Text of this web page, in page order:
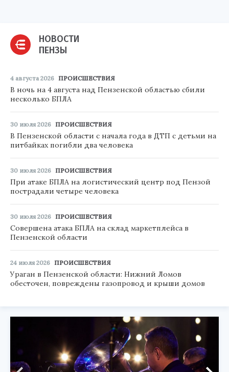
НОВОСТИ
ПЕНЗЫ
4 августа 2026 ПРОИСШЕСТВИЯ
В ночь на 4 августа над Пензенской областью сбили
несколько БПЛА
30 июля 2026 ПРОИСШЕСТВИЯ
В Пензенской области с начала года в ДТП с детьми на
питбайках погибли два человека
30 июля 2026 ПРОИСШЕСТВИЯ
При атаке БПЛА на логистический центр под Пензой
пострадали четыре человека
30 июля 2026 ПРОИСШЕСТВИЯ
Совершена атака БПЛА на склад маркетплейса в
Пензенской области
24 июля 2026 ПРОИСШЕСТВИЯ
Ураган в Пензенской области: Нижний Ломов
обесточен, повреждены газопровод и крыши домов